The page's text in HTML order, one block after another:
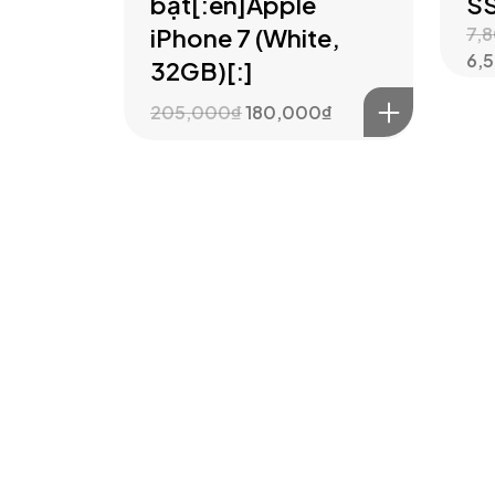
iPhone 7 (White,
32GB)[:]
205,000₫180,000₫